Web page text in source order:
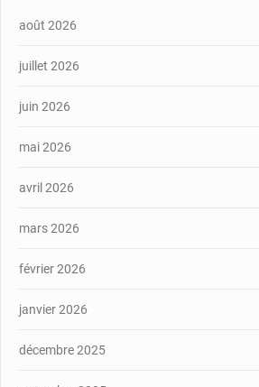
août 2026
juillet 2026
juin 2026
mai 2026
avril 2026
mars 2026
février 2026
janvier 2026
décembre 2025